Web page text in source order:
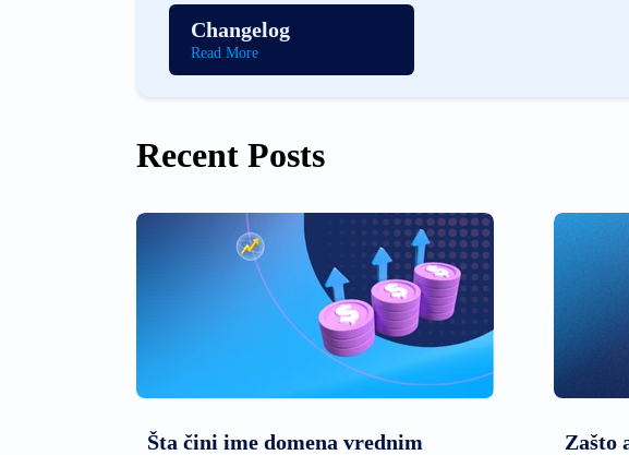
Changelog
Read More
Recent Posts
Šta čini ime domena vrednim
Zašto